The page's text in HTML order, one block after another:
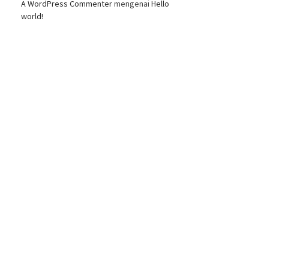
A WordPress CommentermengenaiHello
world!